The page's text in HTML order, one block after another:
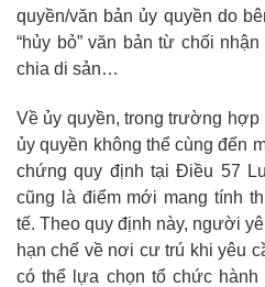
quyền/văn bản ủy quyền do
“hủy bỏ” văn bản từ chối
chia di sản…
Về ủy quyền, trong trường
ủy quyền không thể cùng đến
chứng quy định tại Điều 57
cũng là điểm mới mang tính
tế. Theo quy định này, người
hạn chế về nơi cư trú khi yêu
có thể lựa chọn tổ chức